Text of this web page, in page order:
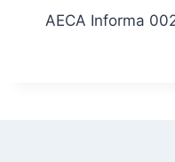
AECA Informa